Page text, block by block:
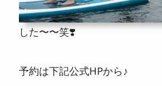
した〜〜笑❣️
予約は下記公式HPから♪